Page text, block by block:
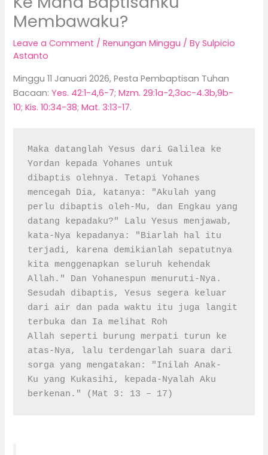
Membawaku?
Leave a Comment /Renungan Minggu / BySulpicio
Astanto
Minggu 11 Januari 2026, Pesta Pembaptisan Tuhan
Bacaan:Yes. 42:1-4,6-7;Mzm. 29:1a-2,3ac-4.3b,9b-
10;Kis. 10:34-38;Mat. 3:13-17.
Maka datanglah Yesus dari Galilea ke
Yordan kepada Yohanes untuk
dibaptis olehnya. Tetapi Yohanes
mencegah Dia, katanya: "Akulah yang
perlu dibaptis oleh-Mu, dan Engkau yang
datang kepadaku?" Lalu Yesus menjawab,
kata-Nya kepadanya: "Biarlah hal itu
terjadi, karena demikianlah sepatutnya
kita menggenapkan seluruh kehendak
Allah." Dan Yohanespun menuruti-Nya.
Sesudah dibaptis, Yesus segera keluar
dari air dan pada waktu itu juga langit
terbuka dan Ia melihat Roh
Allah seperti burung merpati turun ke
atas-Nya, lalu terdengarlah suara dari
sorga yang mengatakan: "Inilah Anak-
Ku yang Kukasihi, kepada-Nyalah Aku
berkenan." (Mat 3: 13 – 17)